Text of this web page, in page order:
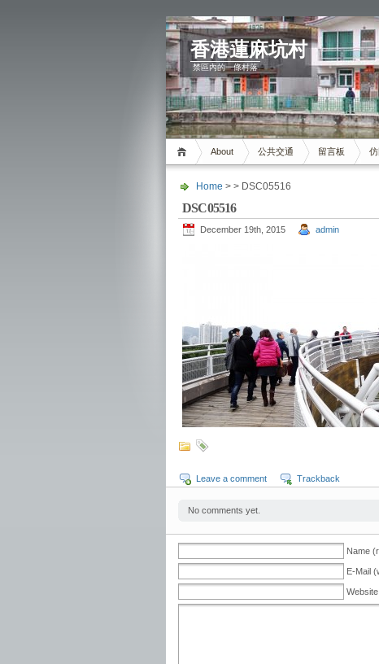
香港蓮麻坑村
禁區內的一條村落
About 公共交通 留言板
Home > > DSC05516
DSC05516
December 19th, 2015 admin
Leave a comment Trackback
No comments yet.
Name
E-Mail
Website